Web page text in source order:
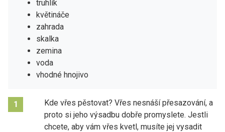
truhlík
květináče
zahrada
skalka
zemina
voda
vhodné hnojivo
1
Kde vřes pěstovat? Vřes nesnáší přesazování, a
proto si jeho výsadbu dobře promyslete. Jestli
chcete, aby vám vřes kvetl, musíte jej vysadit